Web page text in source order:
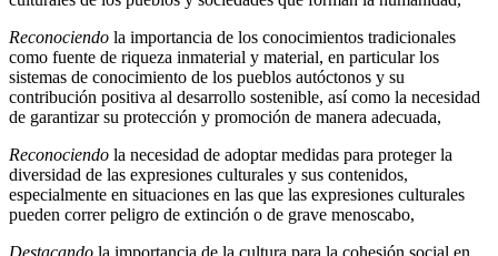
Reconociendo la importancia de los conocimientos tradicionales
como fuente de riqueza inmaterial y material, en particular los
sistemas de conocimiento de los pueblos autóctonos y su
contribución positiva al desarrollo sostenible, así como la necesidad
de garantizar su protección y promoción de manera adecuada,
Reconociendo la necesidad de adoptar medidas para proteger la
diversidad de las expresiones culturales y sus contenidos,
especialmente en situaciones en las que las expresiones culturales
pueden correr peligro de extinción o de grave menoscabo,
Destacando la importancia de la cultura para la cohesión social en